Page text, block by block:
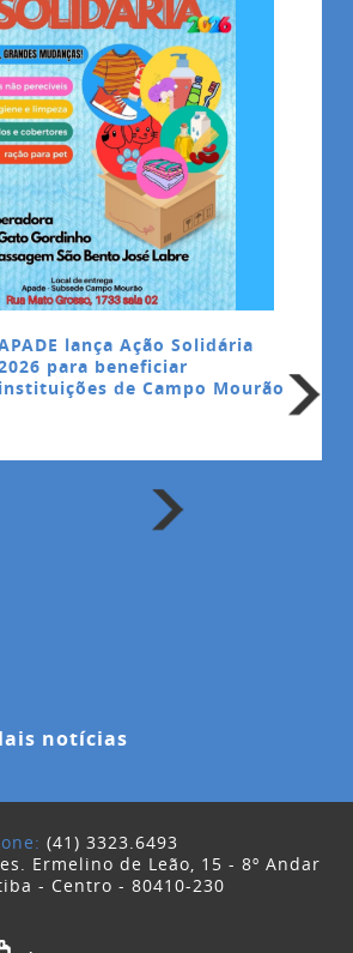
lança Ação Solidária
para beneficiar
instituições de Campo Mourão
notícias
(41) 3323.6493
Ermelino de Leão, 15 - 8º Andar
- Centro - 80410-230